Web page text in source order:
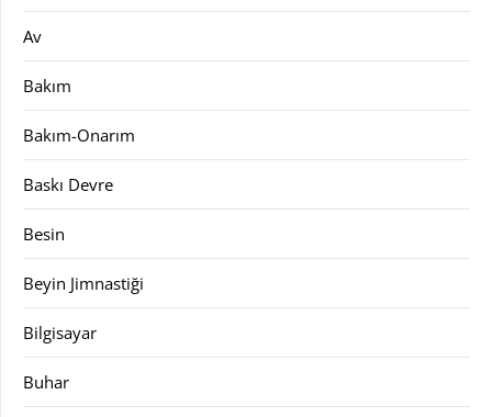
Av
Bakım
Bakım-Onarım
Baskı Devre
Besin
Beyin Jimnastiği
Bilgisayar
Buhar